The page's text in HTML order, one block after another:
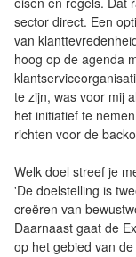
sector direct. Een
van
hoog op de agenda
te zijn, was voor mij
het initiatief te
richten voor de
Welk doel streef je
'De doelstelling is
creëren van
Daarnaast gaat de
op het gebied van